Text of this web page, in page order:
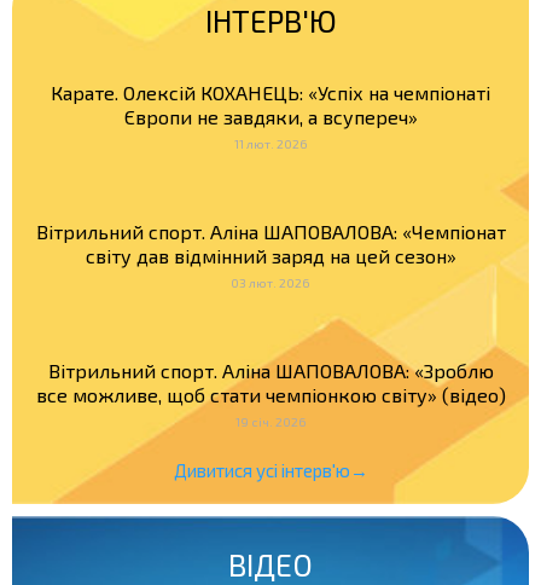
ІНТЕРВ'Ю
Карате. Олексій КОХАНЕЦЬ: «Успіх на чемпіонаті
Європи не завдяки, а всупереч»
11 лют. 2026
Вітрильний спорт. Аліна ШАПОВАЛОВА: «Чемпіонат
світу дав відмінний заряд на цей сезон»
03 лют. 2026
Вітрильний спорт. Аліна ШАПОВАЛОВА: «Зроблю
все можливе, щоб стати чемпіонкою світу» (відео)
19 січ. 2026
Дивитися усі інтерв'ю→
ВІДЕО